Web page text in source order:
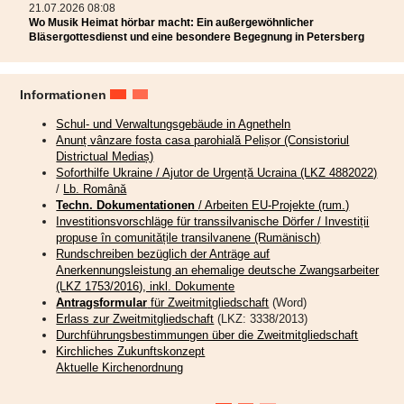
„Endlich sind die Engel an ihrem Platz,“freut sich die Initiatorin
Katharina Schmidt in ihrer Rede in der Bergkirche Mitte Juli in
Hetzeldorf anlässlich eines feierlichen Gottesdienstes zur Fertigstellung
dieses besonderen Projekts.
Die Kirche auf dem Hetzeldorfer Friedhof wurde dank zahlreicher Spenden in
21.07.2026 08:08
Wo Musik Heimat hörbar macht: Ein außergewöhnlicher
Bläsergottesdienst und eine besondere Begegnung in Petersberg
Informationen
Schul- und Verwaltungsgebäude in Agnetheln
Anunț vânzare fosta casa parohială Pelișor (Consistoriul
Districtual Mediaș)
Soforthilfe Ukraine / Ajutor de Urgență Ucraina (LKZ 4882022)
/ Lb. Română
Techn. Dokumentationen/ Arbeiten EU-Projekte (rum.)
Investitionsvorschläge für transsilvanische Dörfer / Investiții
propuse în comunitățile transilvanene (Rumänisch)
Rundschreiben bezüglich der Anträge auf
Anerkennungsleistung an ehemalige deutsche Zwangsarbeiter
(LKZ 1753/2016), inkl. Dokumente
Antragsformular für Zweitmitgliedschaft (Word)
Erlass zur Zweitmitgliedschaft (LKZ: 3338/2013)
Durchführungsbestimmungen über die Zweitmitgliedschaft
Kirchliches Zukunftskonzept
Aktuelle Kirchenordnung